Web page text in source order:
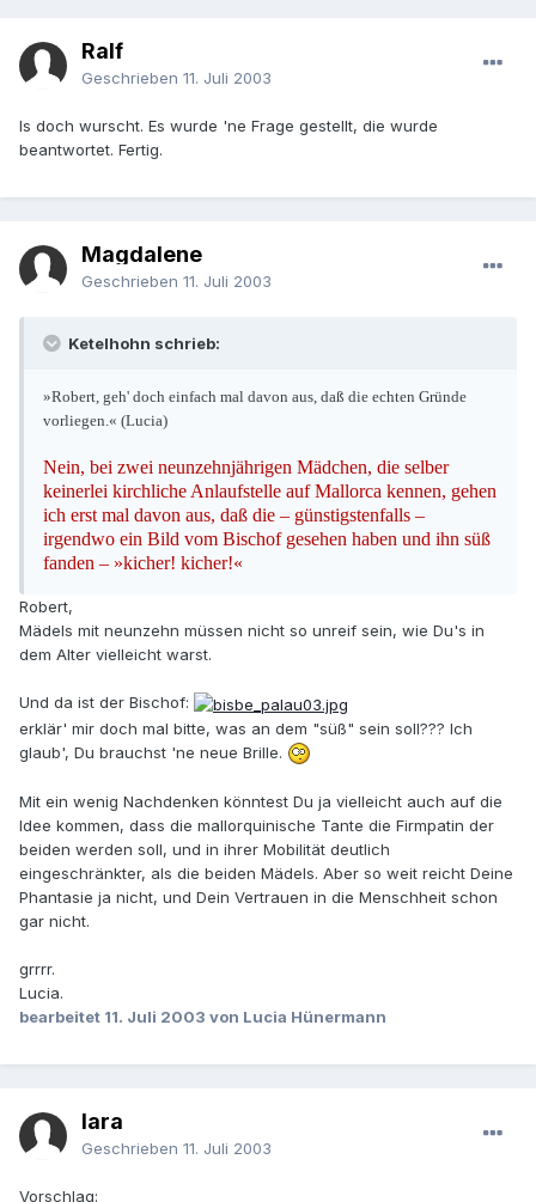
Ralf
Geschrieben 11. Juli 2003
Is doch wurscht. Es wurde 'ne Frage gestellt, die wurde
beantwortet. Fertig.
Magdalene
Geschrieben 11. Juli 2003
Ketelhohn schrieb:
»Robert, geh' doch einfach mal davon aus, daß die echten Gründe
vorliegen.« (Lucia)
Nein, bei zwei neunzehnjährigen Mädchen, die selber
keinerlei kirchliche Anlaufstelle auf Mallorca kennen, gehen
ich erst mal davon aus, daß die – günstigstenfalls –
irgendwo ein Bild vom Bischof gesehen haben und ihn süß
fanden – »kicher! kicher!«
Robert,
Mädels mit neunzehn müssen nicht so unreif sein, wie Du's in
dem Alter vielleicht warst.
Und da ist der Bischof:
erklär' mir doch mal bitte, was an dem "süß" sein soll??? Ich
glaub', Du brauchst 'ne neue Brille.
Mit ein wenig Nachdenken könntest Du ja vielleicht auch auf die
Idee kommen, dass die mallorquinische Tante die Firmpatin der
beiden werden soll, und in ihrer Mobilität deutlich
eingeschränkter, als die beiden Mädels. Aber so weit reicht Deine
Phantasie ja nicht, und Dein Vertrauen in die Menschheit schon
gar nicht.
grrrr.
Lucia.
bearbeitet 11. Juli 2003 von Lucia Hünermann
lara
Geschrieben 11. Juli 2003
Vorschlag: